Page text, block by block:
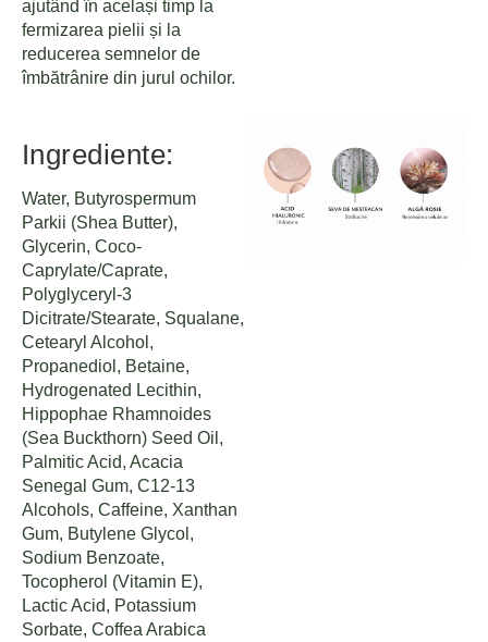
ajutând în același timp la
fermizarea pielii și la
reducerea semnelor de
îmbătrânire din jurul ochilor.
Ingrediente:
Water, Butyrospermum
Parkii (Shea Butter),
Glycerin, Coco-
Caprylate/Caprate,
Polyglyceryl-3
Dicitrate/Stearate, Squalane,
Cetearyl Alcohol,
Propanediol, Betaine,
Hydrogenated Lecithin,
Hippophae Rhamnoides
(Sea Buckthorn) Seed Oil,
Palmitic Acid, Acacia
Senegal Gum, C12-13
Alcohols, Caffeine, Xanthan
Gum, Butylene Glycol,
Sodium Benzoate,
Tocopherol (Vitamin E),
Lactic Acid, Potassium
Sorbate, Coffea Arabica